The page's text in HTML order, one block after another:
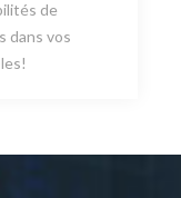
de
dans vos